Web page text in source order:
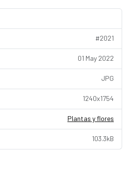
#2021
01 May 2022
JPG
1240x1754
Plantas y flores
103.3kB